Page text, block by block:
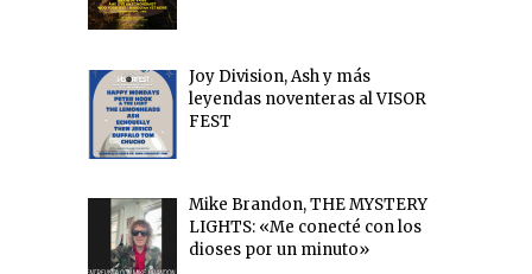
Joy Division, Ash y más
leyendas noventeras al VISOR
FEST
Mike Brandon, THE MYSTERY
LIGHTS: «Me conecté con los
dioses por un minuto»